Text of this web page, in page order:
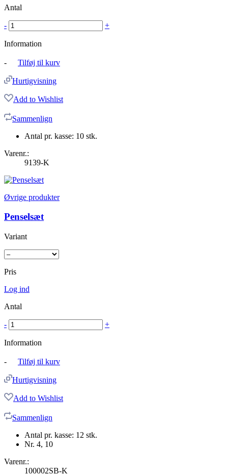
Antal
- +
Information
- Tilføj til kurv
Hurtigvisning
Add to Wishlist
Sammenlign
Antal pr. kasse: 10 stk.
Varenr.:
9139-K
Øvrige produkter
Penselsæt
Variant
Pris
Log ind
Antal
- +
Information
- Tilføj til kurv
Hurtigvisning
Add to Wishlist
Sammenlign
Antal pr. kasse: 12 stk.
Nr. 4, 10
Varenr.:
100002SB-K